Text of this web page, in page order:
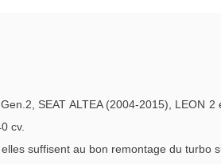
SEAT ALTEA (2004-2015), LEON
cv.
suffisent au bon remontage du turbo